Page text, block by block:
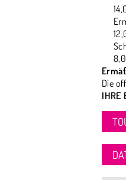
Die
IHRE